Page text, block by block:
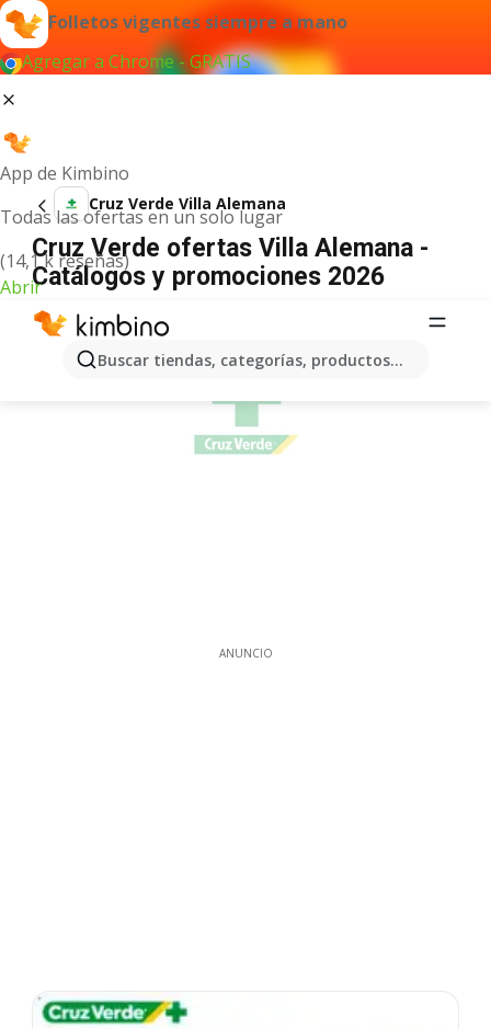
Folletos vigentes siempre a mano
Agregar a Chrome - GRATIS
App de Kimbino
Todas las ofertas en un solo lugar
(14,1 k reseñas)
Abrir
Buscar tiendas, categorías, productos...
Cruz Verde Villa Alemana
Cruz Verde ofertas Villa Alemana -
Catálogos y promociones 2026
ANUNCIO